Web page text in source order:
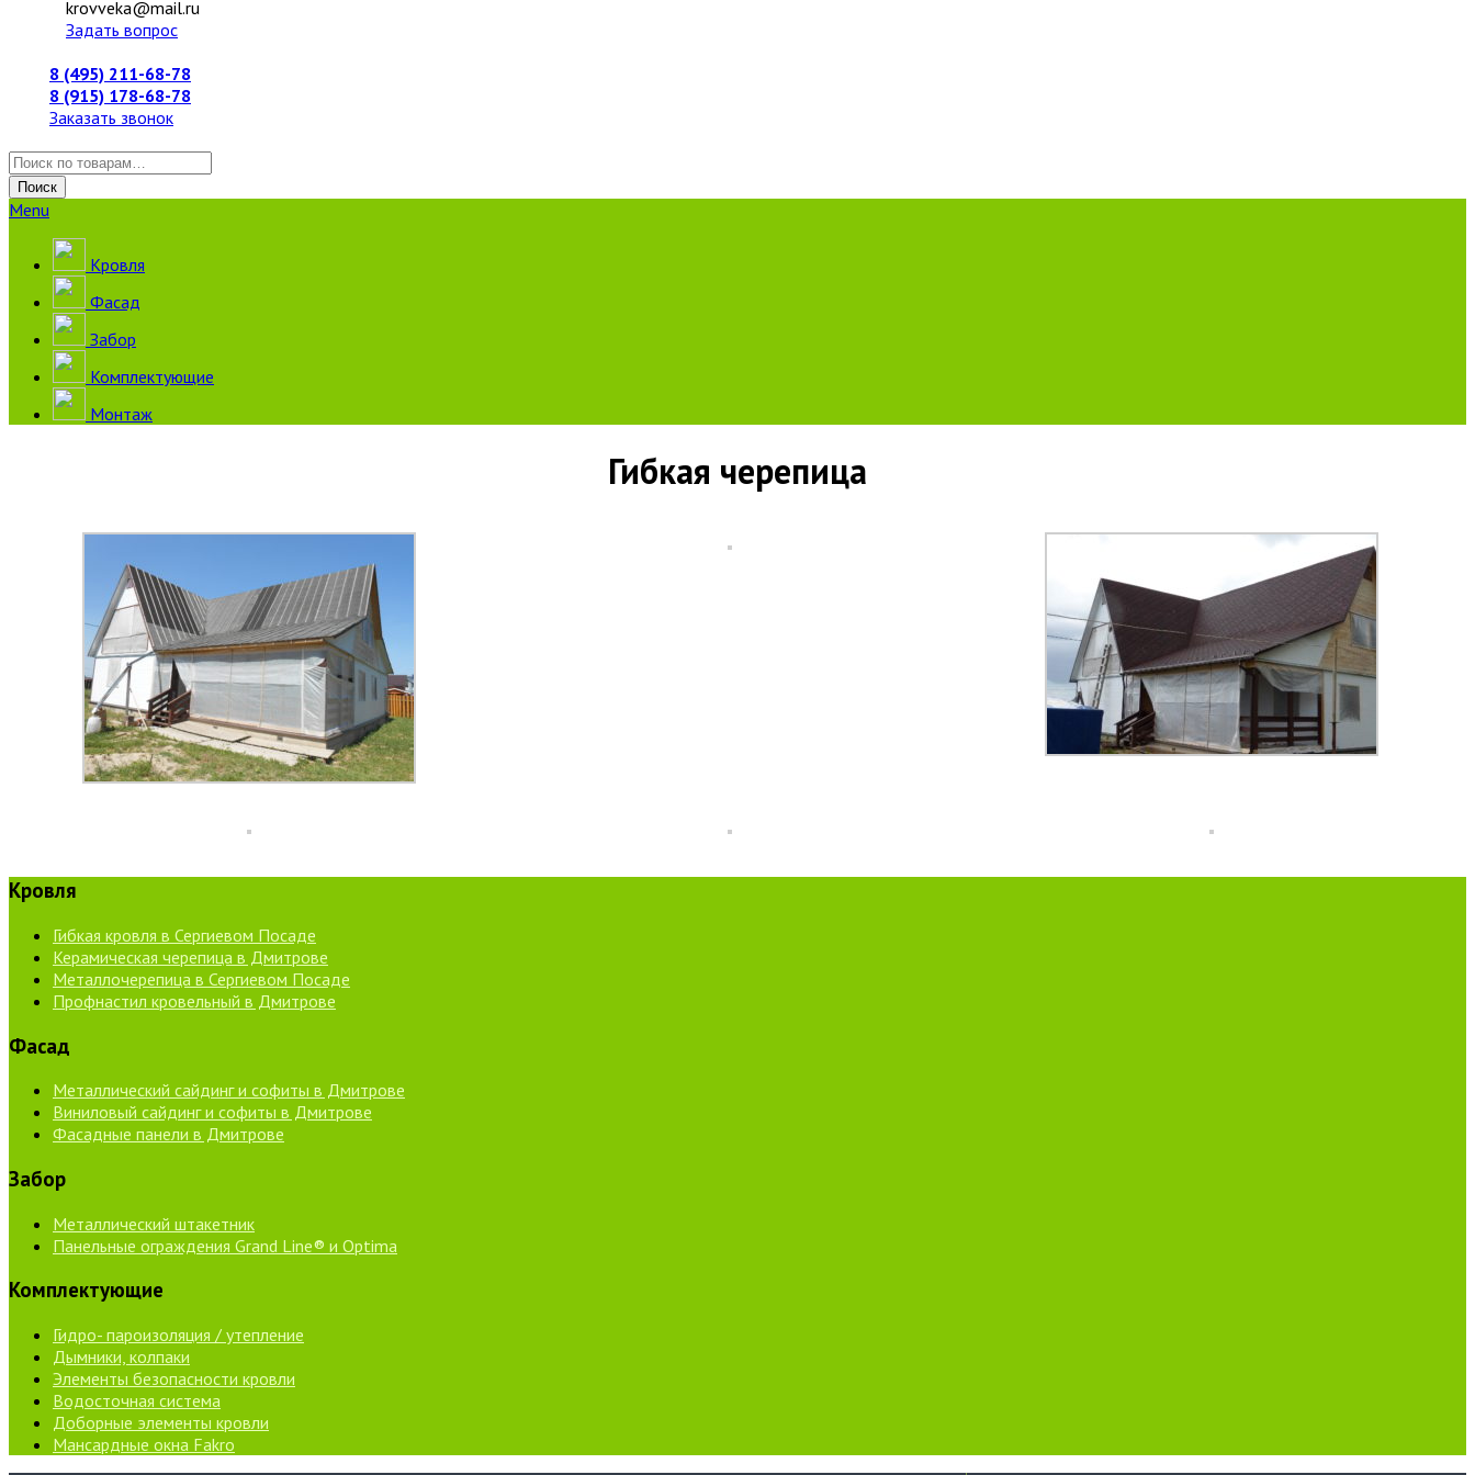
krovveka@mail.ru
Задать вопрос
8 (495) 211-68-78
8 (915) 178-68-78
Заказать звонок
Искать:
Поиск
Menu
Кровля
Фасад
Забор
Комплектующие
Монтаж
Гибкая черепица
Кровля
Гибкая кровля в Сергиевом Посаде
Керамическая черепица в Дмитрове
Металлочерепица в Сергиевом Посаде
Профнастил кровельный в Дмитрове
Фасад
Металлический сайдинг и софиты в Дмитрове
Виниловый сайдинг и софиты в Дмитрове
Фасадные панели в Дмитрове
Забор
Металлический штакетник
Панельные ограждения Grand Line® и Optima
Комплектующие
Гидро- пароизоляция / утепление
Дымники, колпаки
Элементы безопасности кровли
Водосточная система
Доборные элементы кровли
Мансардные окна Fakro